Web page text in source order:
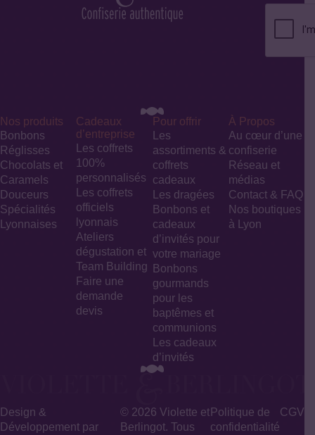
Nos produits
Bonbons
Réglisses
Chocolats et
Caramels
Douceurs
Spécialités
Lyonnaises
Cadeaux
d’entreprise
Les coffrets
100%
personnalisés
Les coffrets
officiels
lyonnais
Ateliers
dégustation et
Team Building
Faire une
demande
devis
Pour offrir
Les
assortiments &
coffrets
cadeaux
Les dragées
Bonbons et
cadeaux
d’invités pour
votre mariage​
Bonbons
gourmands
pour les
baptêmes et
communions
Les cadeaux
d’invités
À Propos
Au cœur d’une
confiserie
Réseau et
médias
Contact & FAQ
Nos boutiques
à Lyon
Design &
Développement par
© 2026 Violette et
Berlingot. Tous
Politique de
confidentialité
CGV